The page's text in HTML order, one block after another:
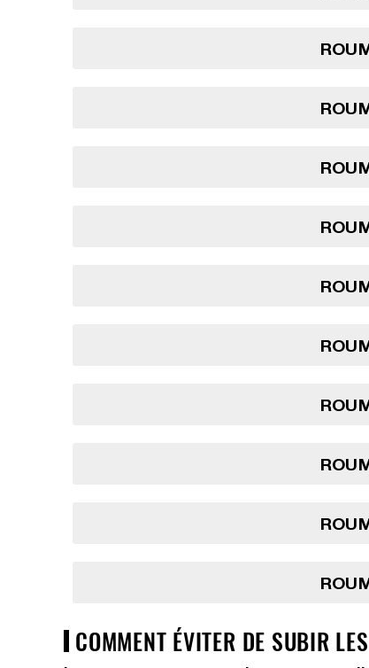
COMMENT ÉVITER DE SUBIR